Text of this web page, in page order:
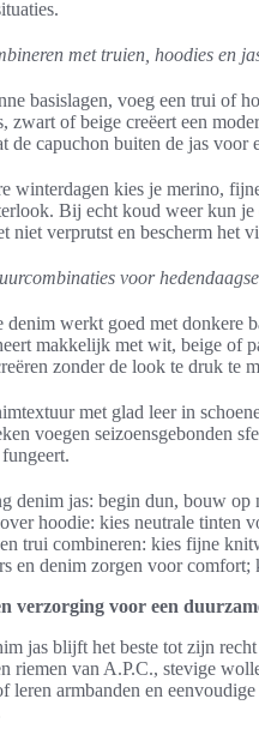
met truien, hoodies en
basislagen, voeg een trui of
zwart of beige creëert een
de capuchon buiten de jas voor
winterdagen kies je merino,
Bij echt koud weer kun je
niet verprutst en bescherm het
voor
denim werkt goed met donkere
makkelijk met wit, beige of
zonder de look te druk te
met glad leer in
voegen seizoensgebonden
denim jas: begin dun, bouw op
hoodie: kies neutrale tinten
trui combineren: kies fijne
en denim zorgen voor
verzorging voor een
jas blijft het beste tot zijn
riemen van A.P.C., stevige
leren armbanden en